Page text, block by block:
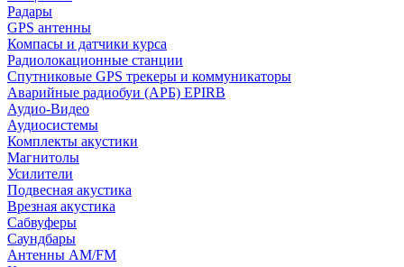
Радары
GPS антенны
Компасы и датчики курса
Радиолокационные станции
Спутниковые GPS трекеры и коммуникаторы
Аварийные радиобуи (АРБ) EPIRB
Аудио-Видео
Аудиосистемы
Комплекты акустики
Магнитолы
Усилители
Подвесная акустика
Врезная акустика
Сабвуферы
Саундбары
Антенны AM/FM